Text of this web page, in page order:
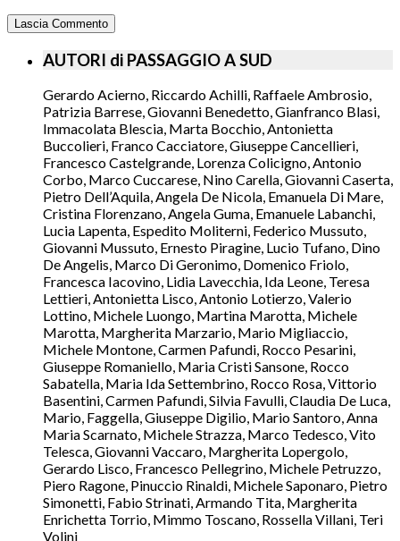
AUTORI di PASSAGGIO A SUD
Gerardo Acierno, Riccardo Achilli, Raffaele Ambrosio,
Patrizia Barrese, Giovanni Benedetto, Gianfranco Blasi,
Immacolata Blescia, Marta Bocchio, Antonietta
Buccolieri, Franco Cacciatore, Giuseppe Cancellieri,
Francesco Castelgrande, Lorenza Colicigno, Antonio
Corbo, Marco Cuccarese, Nino Carella, Giovanni Caserta,
Pietro Dell’Aquila, Angela De Nicola, Emanuela Di Mare,
Cristina Florenzano, Angela Guma, Emanuele Labanchi,
Lucia Lapenta, Espedito Moliterni, Federico Mussuto,
Giovanni Mussuto, Ernesto Piragine, Lucio Tufano, Dino
De Angelis, Marco Di Geronimo, Domenico Friolo,
Francesca Iacovino, Lidia Lavecchia, Ida Leone, Teresa
Lettieri, Antonietta Lisco, Antonio Lotierzo, Valerio
Lottino, Michele Luongo, Martina Marotta, Michele
Marotta, Margherita Marzario, Mario Migliaccio,
Michele Montone, Carmen Pafundi, Rocco Pesarini,
Giuseppe Romaniello, Maria Cristi Sansone, Rocco
Sabatella, Maria Ida Settembrino, Rocco Rosa, Vittorio
Basentini, Carmen Pafundi, Silvia Favulli, Claudia De Luca,
Mario, Faggella, Giuseppe Digilio, Mario Santoro, Anna
Maria Scarnato, Michele Strazza, Marco Tedesco, Vito
Telesca, Giovanni Vaccaro, Margherita Lopergolo,
Gerardo Lisco, Francesco Pellegrino, Michele Petruzzo,
Piero Ragone, Pinuccio Rinaldi, Michele Saponaro, Pietro
Simonetti, Fabio Strinati, Armando Tita, Margherita
Enrichetta Torrio, Mimmo Toscano, Rossella Villani, Teri
Volini